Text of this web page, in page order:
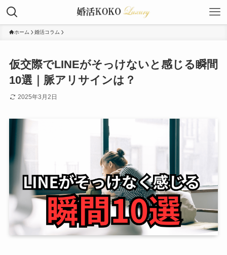
ホーム 婚活コラム
仮交際でLINEがそっけないと感じる瞬間
10選｜脈アリサインは？
2025年3月2日